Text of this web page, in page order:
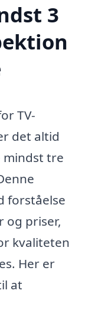
3
TV-
det altid
mindst tre
forståelse
og priser,
kvaliteten
Her er
at